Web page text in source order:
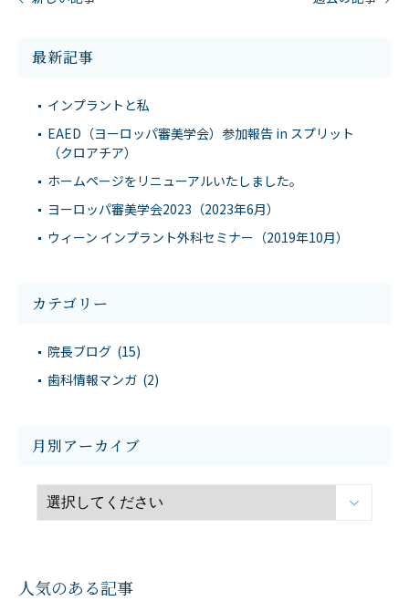
最新記事
インプラントと私
EAED（ヨーロッパ審美学会）参加報告 in スプリット
（クロアチア）
ホームページをリニューアルいたしました。
ヨーロッパ審美学会2023（2023年6月）
ウィーン インプラント外科セミナー（2019年10月）
カテゴリー
院長ブログ (15)
歯科情報マンガ (2)
月別アーカイブ
人気のある記事